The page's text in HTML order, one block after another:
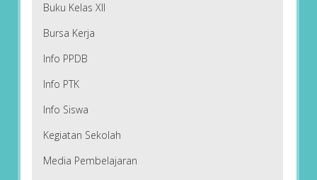
Buku Kelas XII
Bursa Kerja
Info PPDB
Info PTK
Info Siswa
Kegiatan Sekolah
Media Pembelajaran